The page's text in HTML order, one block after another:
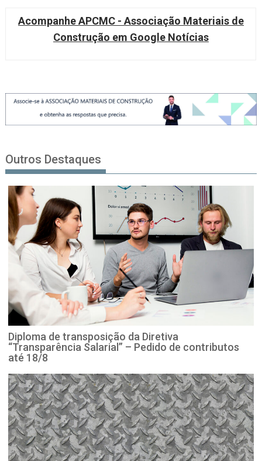
Acompanhe APCMC - Associação Materiais de
Construção em Google Notícias
Outros Destaques
Diploma de transposição da Diretiva
“Transparência Salarial” – Pedido de contributos
até 18/8